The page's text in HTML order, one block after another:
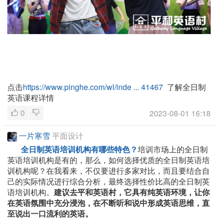
点击https://www.pinghe.com/wl/inde ... 41467 了解全日制
英语课程详情
0
2023-08-01 16:18
一片寒雪 平面设计
全日制英语培训机构有哪些特色？培训市场上的全日制
英语培训机构是有的，那么，如何选择优质的全日制英语培
训机构呢？在我看来，不仅要进行多家对比，而且要结合自
己的实际情况进行综合分析，最终选择性价比高的全日制英
语培训机构。 建议去平和英语村，它具有纯英语环境，让你
在英语氛围中充分浸泡，在不断听和说中形成英语思维，直
至说出一口流利的英语。